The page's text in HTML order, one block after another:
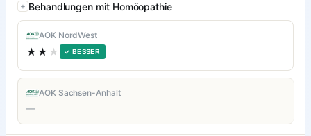
Behandlungen mit Homöopathie
AOK NordWest
★★ ★ ✓ BESSER
AOK Sachsen-Anhalt
—